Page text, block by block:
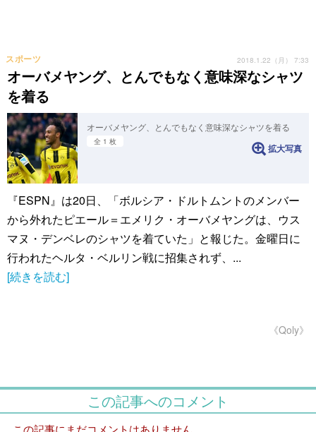
オーバメヤング、とんでもなく意味深なシャツ
を着る
スポーツ 2018.1.22（月） 7:33
オーバメヤング、とんでもなく意味深なシャツを着る
全 1 枚
拡大写真
『ESPN』は20日、「ボルシア・ドルトムントのメンバー
から外れたピエール＝エメリク・オーバメヤングは、ウス
マヌ・デンベレのシャツを着ていた」と報じた。金曜日に
行われたヘルタ・ベルリン戦に招集されず、...
[続きを読む]
《Qoly》